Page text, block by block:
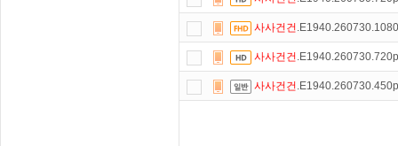
사사건건
사사건건
사사건건